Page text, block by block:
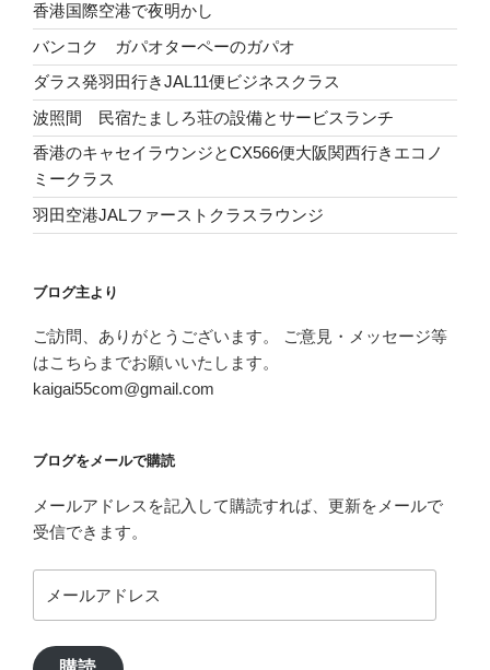
香港国際空港で夜明かし
バンコク ガパオターペーのガパオ
ダラス発羽田行きJAL11便ビジネスクラス
波照間 民宿たましろ荘の設備とサービスランチ
香港のキャセイラウンジとCX566便大阪関西行きエコノ
ミークラス
羽田空港JALファーストクラスラウンジ
ブログ主より
ご訪問、ありがとうございます。 ご意見・メッセージ等
はこちらまでお願いいたします。
kaigai55com@gmail.com
ブログをメールで購読
メールアドレスを記入して購読すれば、更新をメールで
受信できます。
ー
ア